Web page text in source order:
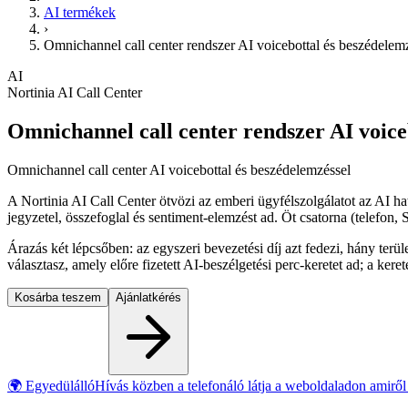
AI termékek
›
Omnichannel call center rendszer AI voicebottal és
AI
Nortinia AI Call Center
Omnichannel call center rendszer AI
Omnichannel call center AI voicebottal és beszédelemzéssel
A Nortinia AI Call Center ötvözi az emberi ügyfélszolgálatot az AI
jegyzetel, összefoglal és sentiment-elemzést ad. Öt csatorna
Árazás két lépcsőben: az egyszeri bevezetési díj azt fedezi, hány
választasz, amely előre fizetett AI-beszélgetési perc-keretet ad; a
Kosárba teszem Ajánlatkérés
🌍 EgyedülállóHívás közben a telefonáló látja a weboldaladon